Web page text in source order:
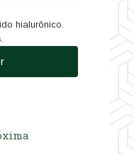
hialurônico.